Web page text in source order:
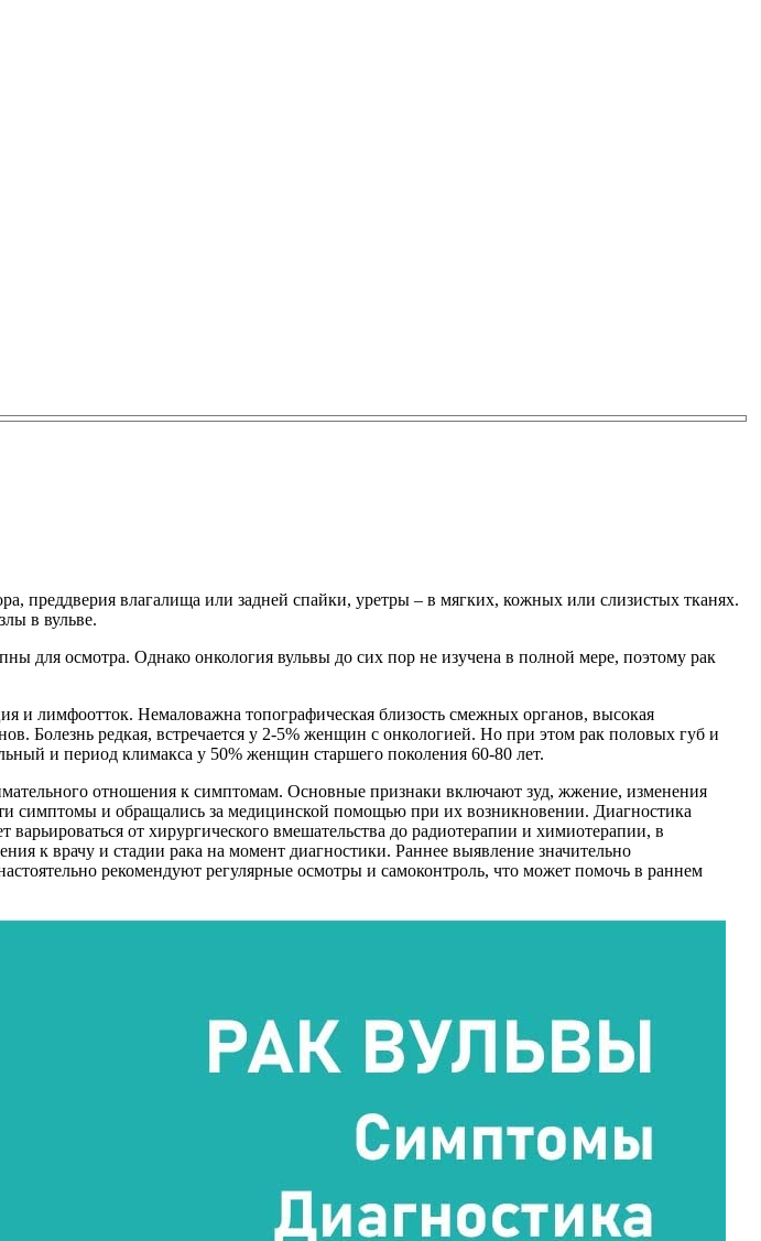
преддверия влагалища или задней спайки, уретры – в мягких, кожных или слизистых тканях.
в вульве.
для осмотра. Однако онкология вульвы до сих пор не изучена в полной мере, поэтому рак
и лимфоотток. Немаловажна топографическая близость смежных органов, высокая
Болезнь редкая, встречается у 2-5% женщин с онкологией. Но при этом рак половых губ и
и период климакса у 50% женщин старшего поколения 60-80 лет.
отношения к симптомам. Основные признаки включают зуд, жжение, изменения
симптомы и обращались за медицинской помощью при их возникновении. Диагностика
от хирургического вмешательства до радиотерапии и химиотерапии, в
к врачу и стадии рака на момент диагностики. Раннее выявление значительно
рекомендуют регулярные осмотры и самоконтроль, что может помочь в раннем